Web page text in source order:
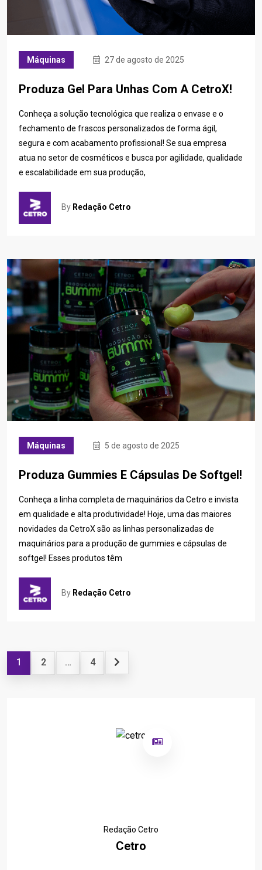
Máquinas 27 de agosto de 2025
Produza Gel Para Unhas Com A CetroX!
Conheça a solução tecnológica que realiza o envase e o
fechamento de frascos personalizados de forma ágil,
segura e com acabamento profissional! Se sua empresa
atua no setor de cosméticos e busca por agilidade, qualidade
e escalabilidade em sua produção,
By Redação Cetro
Máquinas 5 de agosto de 2025
Produza Gummies E Cápsulas De Softgel!
Conheça a linha completa de maquinários da Cetro e invista
em qualidade e alta produtividade! Hoje, uma das maiores
novidades da CetroX são as linhas personalizadas de
maquinários para a produção de gummies e cápsulas de
softgel! Esses produtos têm
By Redação Cetro
1 2 … 4
Redação Cetro
Cetro